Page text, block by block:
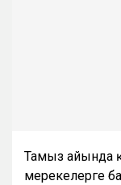
Тамыз айында
мерекелерге